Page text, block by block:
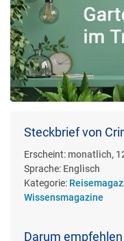
Steckbrief von
Erscheint: monatlich,
Sprache: Englisch
Kategorie:
Wissensmagazine
Darum